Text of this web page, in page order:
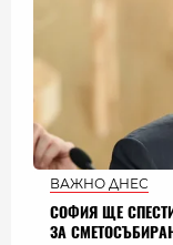
ВАЖНО ДНЕС
СОФИЯ ЩЕ
ЗА